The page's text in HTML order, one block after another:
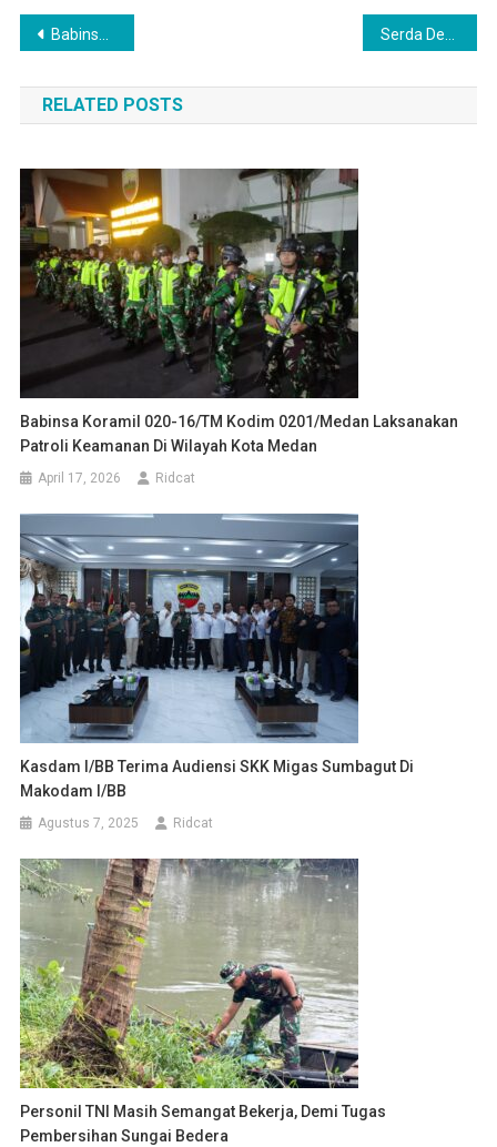
Navigasi
pos
Babinsa Kopda Dedi Harismansyah, Gotong Royong Bersama Warga Diwilayah Binaannya
RELATED POSTS
Babinsa Koramil 020-16/TM Kodim 0201/Medan Laksanakan
Patroli Keamanan Di Wilayah Kota Medan
April 17, 2026 Ridcat
Kasdam I/BB Terima Audiensi SKK Migas Sumbagut Di
Makodam I/BB
Agustus 7, 2025 Ridcat
Personil TNI Masih Semangat Bekerja, Demi Tugas
Pembersihan Sungai Bedera